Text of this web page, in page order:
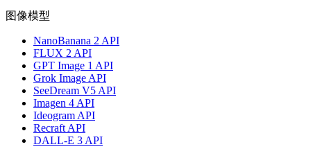
图像模型
NanoBanana 2 API
FLUX 2 API
GPT Image 1 API
Grok Image API
SeeDream V5 API
Imagen 4 API
Ideogram API
Recraft API
DALL-E 3 API